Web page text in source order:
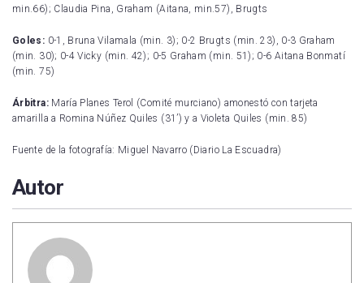
min.66); Claudia Pina, Graham (Aitana, min.57), Brugts
Goles: 0-1, Bruna Vilamala (min. 3); 0-2 Brugts (min. 23), 0-3 Graham
(min. 30); 0-4 Vicky (min. 42); 0-5 Graham (min. 51); 0-6 Aitana Bonmatí
(min. 75)
Árbitra:María Planes Terol (Comité murciano) amonestó con tarjeta
amarilla a Romina Núñez Quiles (31’) y a Violeta Quiles (min. 85)
Fuente de la fotografía: Miguel Navarro (Diario La Escuadra)
Autor